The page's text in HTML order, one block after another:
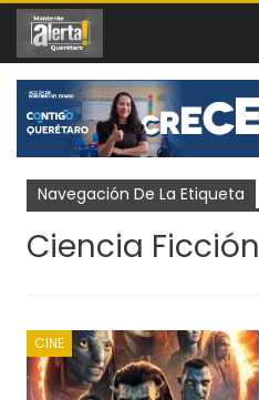
Navegación De La Etiqueta
Ciencia Ficción
CINE